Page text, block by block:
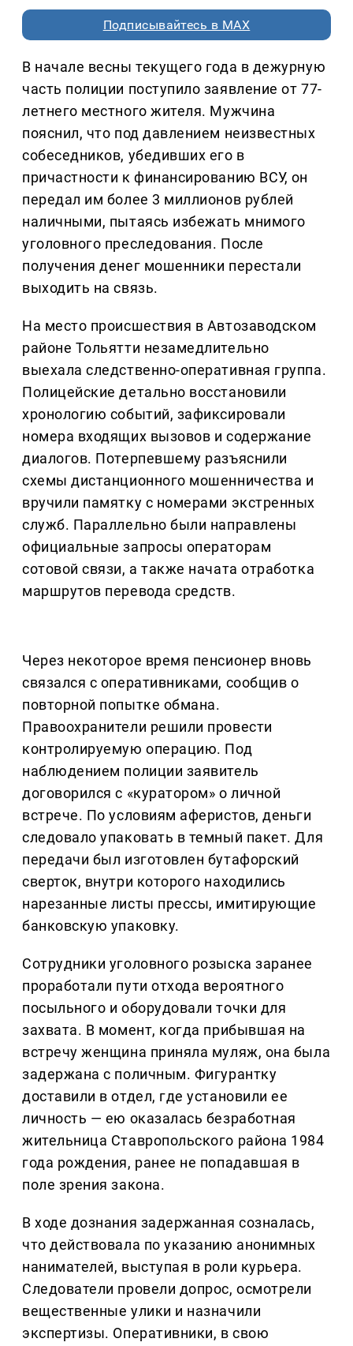
Подписывайтесь в MAX
В начале весны текущего года в дежурную
часть полиции поступило заявление от 77-
летнего местного жителя. Мужчина
пояснил, что под давлением неизвестных
собеседников, убедивших его в
причастности к финансированию ВСУ, он
передал им более 3 миллионов рублей
наличными, пытаясь избежать мнимого
уголовного преследования. После
получения денег мошенники перестали
выходить на связь.
На место происшествия в Автозаводском
районе Тольятти незамедлительно
выехала следственно-оперативная группа.
Полицейские детально восстановили
хронологию событий, зафиксировали
номера входящих вызовов и содержание
диалогов. Потерпевшему разъяснили
схемы дистанционного мошенничества и
вручили памятку с номерами экстренных
служб. Параллельно были направлены
официальные запросы операторам
сотовой связи, а также начата отработка
маршрутов перевода средств.
Через некоторое время пенсионер вновь
связался с оперативниками, сообщив о
повторной попытке обмана.
Правоохранители решили провести
контролируемую операцию. Под
наблюдением полиции заявитель
договорился с «куратором» о личной
встрече. По условиям аферистов, деньги
следовало упаковать в темный пакет. Для
передачи был изготовлен бутафорский
сверток, внутри которого находились
нарезанные листы прессы, имитирующие
банковскую упаковку.
Сотрудники уголовного розыска заранее
проработали пути отхода вероятного
посыльного и оборудовали точки для
захвата. В момент, когда прибывшая на
встречу женщина приняла муляж, она была
задержана с поличным. Фигурантку
доставили в отдел, где установили ее
личность — ею оказалась безработная
жительница Ставропольского района 1984
года рождения, ранее не попадавшая в
поле зрения закона.
В ходе дознания задержанная созналась,
что действовала по указанию анонимных
нанимателей, выступая в роли курьера.
Следователи провели допрос, осмотрели
вещественные улики и назначили
экспертизы. Оперативники, в свою